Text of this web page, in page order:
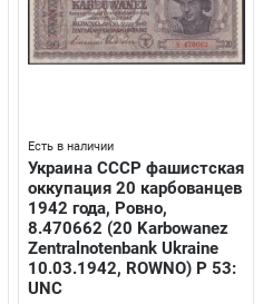
Есть в наличии
Украина СССР фашистская
оккупация 20 карбованцев
1942 года, Ровно,
8.470662 (20 Karbowanez
Zentralnotenbank Ukraine
10.03.1942, ROWNO) P 53:
UNC